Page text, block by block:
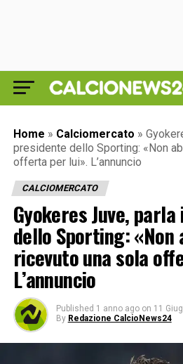
Home » Calciomercato »
presidente dello Sporting: «Non
offerta per lui». L’annuncio
CALCIOMERCATO
Gyokeres Juve,
dello Sporting: «Non
ricevuto una sola
L’annuncio
Published 1 anno ago on 11
By Redazione CalcioNews24